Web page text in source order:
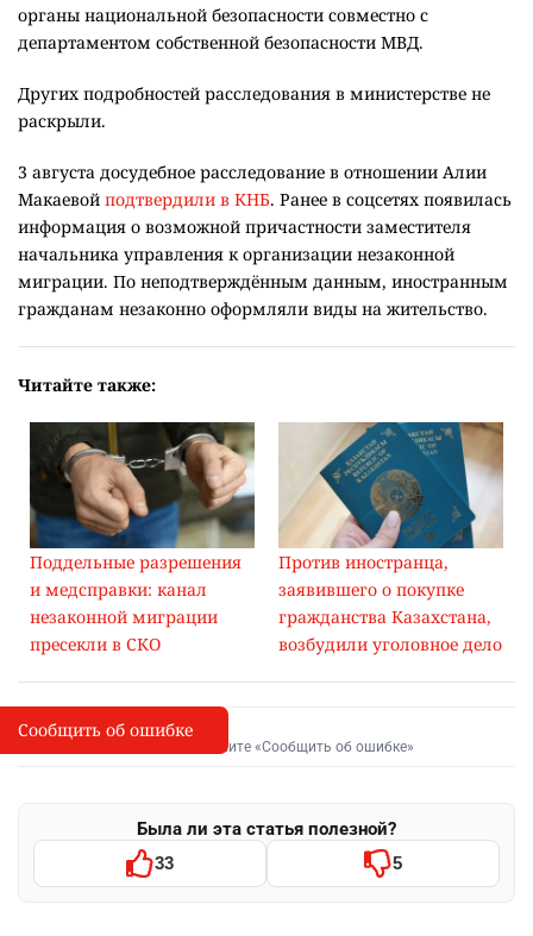
органы национальной безопасности совместно с
департаментом собственной безопасности МВД.
Других подробностей расследования в министерстве не
раскрыли.
3 августа досудебное расследование в отношении Алии
Макаевой подтвердили в КНБ. Ранее в соцсетях появилась
информация о возможной причастности заместителя
начальника управления к организации незаконной
миграции. По неподтверждённым данным, иностранным
гражданам незаконно оформляли виды на жительство.
Читайте также:
Поддельные разрешения
и медсправки: канал
незаконной миграции
пресекли в СКО
Против иностранца,
заявившего о покупке
гражданства Казахстана,
возбудили уголовное дело
I
Сообщить об опечатке
Выделите фрагмент и нажмите «Сообщить об ошибке»
Была ли эта статья полезной?
33 5
Сообщить об ошибке